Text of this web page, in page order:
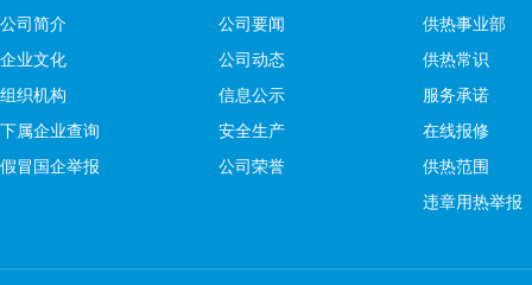
公司简介
企业文化
组织机构
下属企业查询
假冒国企举报
公司要闻
公司动态
信息公示
安全生产
公司荣誉
供热事业部
供热常识
服务承诺
在线报修
供热范围
违章用热举报